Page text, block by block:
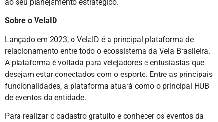
ao seu planejamento estratégico.
Sobre o VelaID
Lançado em 2023, o VelaID é a principal plataforma de
relacionamento entre todo o ecossistema da Vela Brasileira.
A plataforma é voltada para velejadores e entusiastas que
desejam estar conectados com o esporte. Entre as principais
funcionalidades, a plataforma atuará como o principal HUB
de eventos da entidade.
Para realizar o cadastro gratuito e conhecer os eventos da